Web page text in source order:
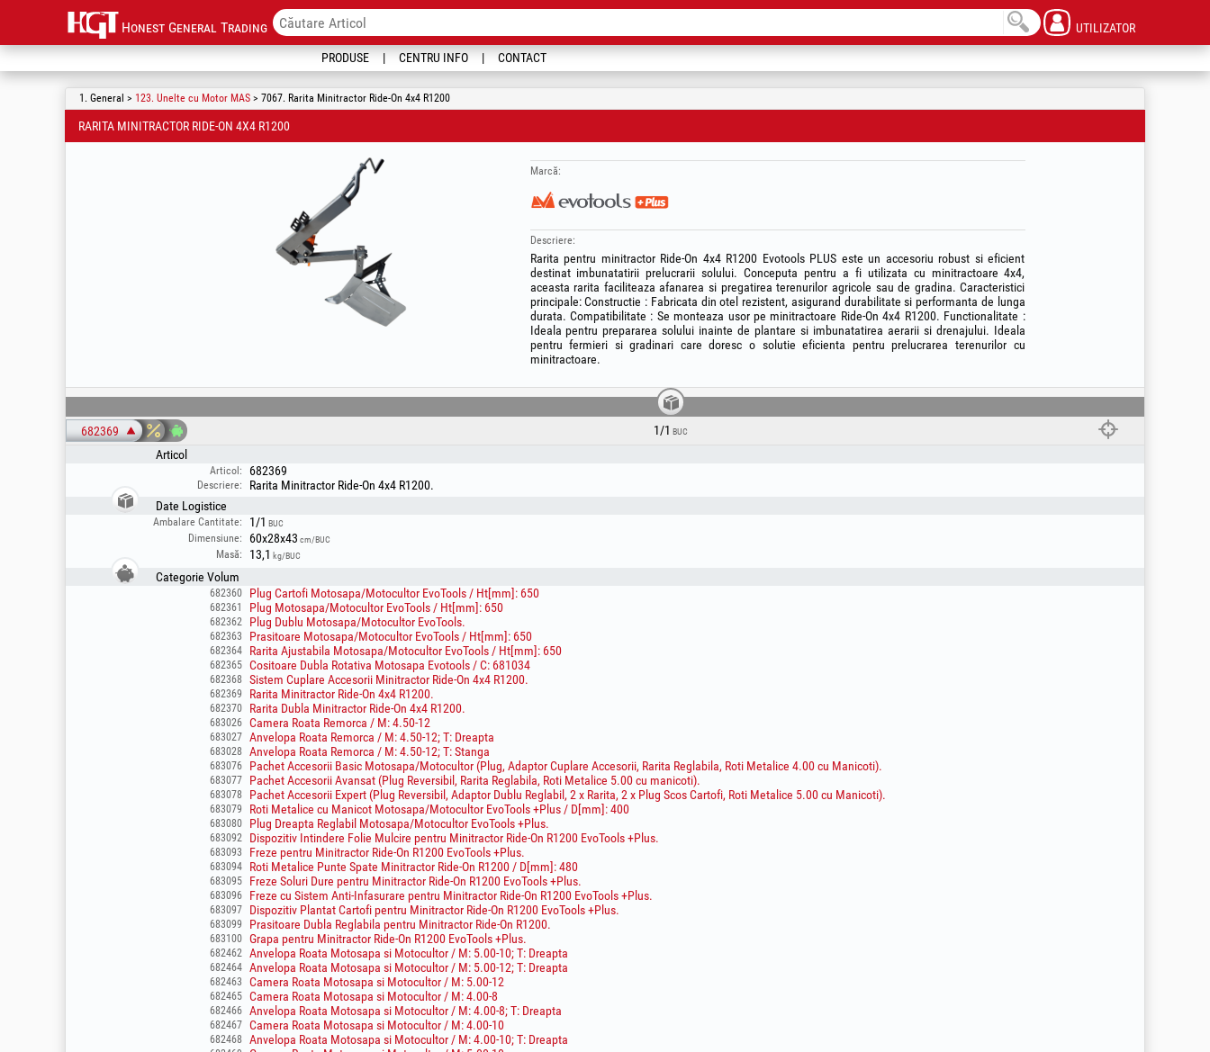
Honest General Trading UTILIZATOR
PRODUSE CENTRU INFO CONTACT
1. General > 123. Unelte cu Motor MAS > 7067. Rarita Minitractor Ride-On 4x4 R1200
RARITA MINITRACTOR RIDE-ON 4X4 R1200
Marcă:
Descriere:
Rarita pentru minitractor Ride-On 4x4 R1200 Evotools PLUS este un accesoriu robust si eficient
destinat imbunatatirii prelucrarii solului. Conceputa pentru a fi utilizata cu minitractoare 4x4,
aceasta rarita faciliteaza afanarea si pregatirea terenurilor agricole sau de gradina. Caracteristici
principale: Constructie : Fabricata din otel rezistent, asigurand durabilitate si performanta de lunga
durata. Compatibilitate : Se monteaza usor pe minitractoare Ride-On 4x4 R1200. Functionalitate :
Ideala pentru prepararea solului inainte de plantare si imbunatatirea aerarii si drenajului. Ideala
pentru fermieri si gradinari care doresc o solutie eficienta pentru prelucrarea terenurilor cu
minitractoare.
682369 1/1 BUC
Articol
Articol: 682369
Descriere:
Rarita Minitractor Ride-On 4x4 R1200.
Date Logistice
Ambalare Cantitate: 1/1 BUC
Dimensiune: 60x28x43 cm/BUC
Masă: 13,1 kg/BUC
Categorie Volum
682360 Plug Cartofi Motosapa/Motocultor EvoTools / Ht[mm]: 650
682361 Plug Motosapa/Motocultor EvoTools / Ht[mm]: 650
682362 Plug Dublu Motosapa/Motocultor EvoTools.
682363 Prasitoare Motosapa/Motocultor EvoTools / Ht[mm]: 650
682364 Rarita Ajustabila Motosapa/Motocultor EvoTools / Ht[mm]: 650
682365 Cositoare Dubla Rotativa Motosapa Evotools / C: 681034
682368 Sistem Cuplare Accesorii Minitractor Ride-On 4x4 R1200.
682369 Rarita Minitractor Ride-On 4x4 R1200.
682370 Rarita Dubla Minitractor Ride-On 4x4 R1200.
683026 Camera Roata Remorca / M: 4.50-12
683027 Anvelopa Roata Remorca / M: 4.50-12; T: Dreapta
683028 Anvelopa Roata Remorca / M: 4.50-12; T: Stanga
683076 Pachet Accesorii Basic Motosapa/Motocultor (Plug, Adaptor Cuplare Accesorii, Rarita Reglabila, Roti Metalice 4.00 cu Manicoti).
683077 Pachet Accesorii Avansat (Plug Reversibil, Rarita Reglabila, Roti Metalice 5.00 cu manicoti).
683078 Pachet Accesorii Expert (Plug Reversibil, Adaptor Dublu Reglabil, 2 x Rarita, 2 x Plug Scos Cartofi, Roti Metalice 5.00 cu Manicoti).
683079 Roti Metalice cu Manicot Motosapa/Motocultor EvoTools +Plus / D[mm]: 400
683080 Plug Dreapta Reglabil Motosapa/Motocultor EvoTools +Plus.
683092 Dispozitiv Intindere Folie Mulcire pentru Minitractor Ride-On R1200 EvoTools +Plus.
683093 Freze pentru Minitractor Ride-On R1200 EvoTools +Plus.
683094 Roti Metalice Punte Spate Minitractor Ride-On R1200 / D[mm]: 480
683095 Freze Soluri Dure pentru Minitractor Ride-On R1200 EvoTools +Plus.
683096 Freze cu Sistem Anti-Infasurare pentru Minitractor Ride-On R1200 EvoTools +Plus.
683097 Dispozitiv Plantat Cartofi pentru Minitractor Ride-On R1200 EvoTools +Plus.
683099 Prasitoare Dubla Reglabila pentru Minitractor Ride-On R1200.
683100 Grapa pentru Minitractor Ride-On R1200 EvoTools +Plus.
682462 Anvelopa Roata Motosapa si Motocultor / M: 5.00-10; T: Dreapta
682464 Anvelopa Roata Motosapa si Motocultor / M: 5.00-12; T: Dreapta
682463 Camera Roata Motosapa si Motocultor / M: 5.00-12
682465 Camera Roata Motosapa si Motocultor / M: 4.00-8
682466 Anvelopa Roata Motosapa si Motocultor / M: 4.00-8; T: Dreapta
682467 Camera Roata Motosapa si Motocultor / M: 4.00-10
682468 Anvelopa Roata Motosapa si Motocultor / M: 4.00-10; T: Dreapta